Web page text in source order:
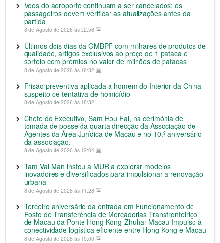
Voos do aeroporto continuam a ser cancelados; os
passageiros devem verificar as atualizações antes da
partida
8 de Agosto de 2026 às 22:56
Últimos dois dias da GMBPF com milhares de produtos de
qualidade, artigos exclusivos ao preço de 1 pataca e
sorteio com prémios no valor de milhões de patacas
8 de Agosto de 2026 às 18:32
Prisão preventiva aplicada a homem do Interior da China
suspeito de tentativa de homicídio
8 de Agosto de 2026 às 18:32
Chefe do Executivo, Sam Hou Fai, na cerimónia de
tomada de posse da quarta direcção da Associação de
Agentes da Área Jurídica de Macau e no 10.º aniversário
da associação.
8 de Agosto de 2026 às 12:04
Tam Vai Man instou a MUR a explorar modelos
inovadores e diversificados para impulsionar a renovação
urbana
8 de Agosto de 2026 às 11:28
Terceiro aniversário da entrada em Funcionamento do
Posto de Transferência de Mercadorias Transfronteiriço
de Macau da Ponte Hong Kong-Zhuhai-Macau Impulso à
conectividade logística eficiente entre Hong Kong e Macau
8 de Agosto de 2026 às 10:00